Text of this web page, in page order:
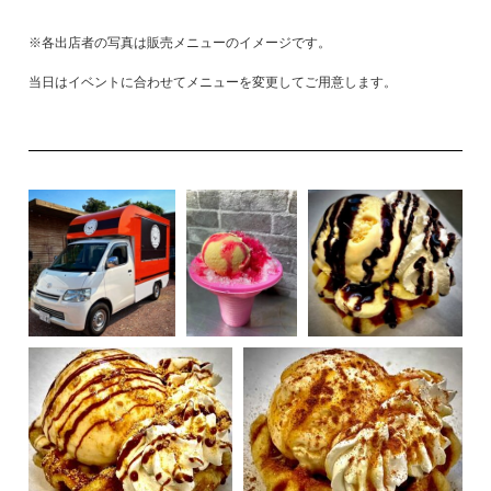
※各出店者の写真は販売メニューのイメージです。
当日はイベントに合わせてメニューを変更してご用意します。